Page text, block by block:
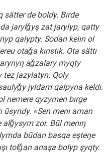
sätter de boldy. Bırde
jarylǧyş zat jarylyp, qatty
qalypty. Sodan keiın ol
otaǧa kırıstık. Ota sättı
aǧzalary myqty
tez jazylatyn. Qoly
jyldam qalpyna keldı.
nemere qyzymen bırge
ūsyndy. «Sen menı aman
zor. Būl menıŋ
būdan basqa eşteŋe
tolǧan anaşa bolyp şyqty.